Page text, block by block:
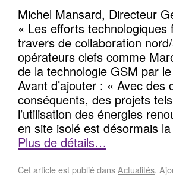
Michel Mansard, Directeur
« Les efforts technologiques
travers de collaboration
opérateurs clefs comme
de la technologie GSM par
Avant d’ajouter : « Avec
conséquents, des projets
l’utilisation des énergies
en site isolé est désormais
Plus de détails…
Cet article est publié dansActualités.